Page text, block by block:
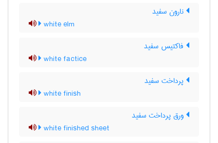
نارون سفید
white elm
فاکتیس سفید
white factice
پرداخت سفید
white finish
ورق پرداخت سفید
white finished sheet